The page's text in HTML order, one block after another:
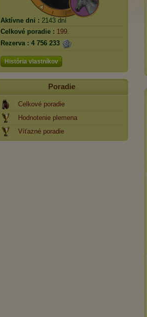
Aktívne dni : 2143 dní
Celkové poradie : 199.
Rezerva : 4 756 233
História vlastníkov
Poradie
Celkové poradie
Hodnotenie plemena
Víťazné poradie